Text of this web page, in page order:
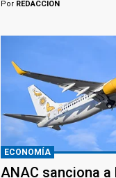
Por REDACCION
ECONOMÍA
ANAC sanciona a